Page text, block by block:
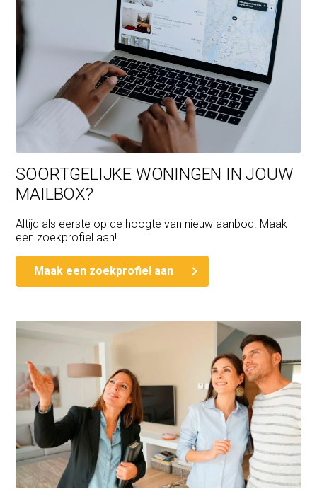
SOORTGELIJKE WONINGEN IN JOUW
MAILBOX?
Altijd als eerste op de hoogte van nieuw aanbod. Maak
een zoekprofiel aan!
Maak een zoekprofiel aan